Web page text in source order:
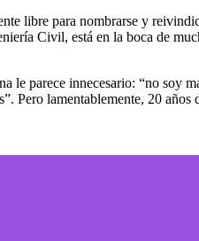
libre para nombrarse y
Civil, está en la boca de
le parece innecesario: “no
Pero lamentablemente, 20